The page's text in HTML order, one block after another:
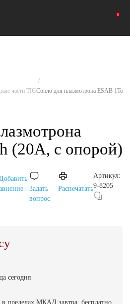
0
части TIGСопло для плазмотрона ESAB
(20А, с опорой)
Задать
вопрос
Распечатать
Артикул:
9-8205
cегодня
в пределах МКАД завтра, бесплатно